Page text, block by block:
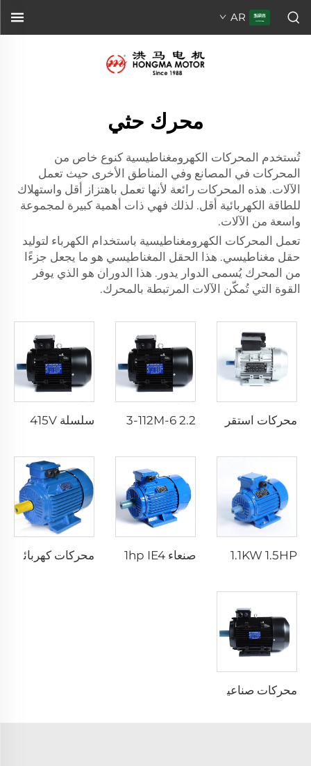
AR
محرك حثي
تُستخدم المحركات الكهرومغناطيسية كنوع خاص من
المحركات في المصانع وفي المناطق الأخرى حيث تعمل
الآلات. هذه المحركات رائعة لأنها تعمل باهتزاز أقل واستهلاك
للطاقة الكهربائية أقل. لذلك فهي ذات أهمية كبيرة لمجموعة
واسعة من الآلات.
تعمل المحركات الكهرومغناطيسية باستخدام الكهرباء لتوليد
حقل مغناطيسي. هذا الحقل المغناطيسي هو ما يجعل جزءًا
من المحرك يُسمى الدوار يدور. هذا الدوران هو الذي يوفر
القوة التي تُمكّن الآلات المرتبطة بالمحرك.
YE3-112M-6 2.2 كيلوواط 6 أقطاب 3 حصان 50 هرتز 60 هرتز 110 فولت 220 فولت 380-420 فولت 440-480 فولت مصنع محركات كهربائية متعددة الأطوار غير المتزامنة AC
صنعاء YE4-80M1-4 0.75kw 1hp IE4 ثلاثي الأطوار غير المتزامن الصناعي محرك كهربائي بالمغناطيسية المتناوبة مصنع محركات كهربائية ثلاثية الأطوار محركات كهربائية غير متزامنة AC بقوة 10 حصان و20 حصان و30 حصان و40 حصان و50 حصان و60 حصان و100 حصان، تعمل بجهد 380V ومزودة بتقنية المحرك الثلاثي الطور ذو القطبين لاستخدامها في طحن الذرة.
محركات صناعية ثلاثية الطور تعمل بنظام AC Induction بقوة تتراوح بين 0.09kw و200kw وتصنيف جهد يتراوح بين 380V و660V.